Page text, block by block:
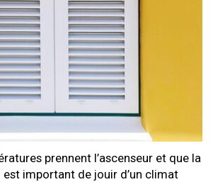
prennent l’ascenseur et que la
est important de jouir d’un climat